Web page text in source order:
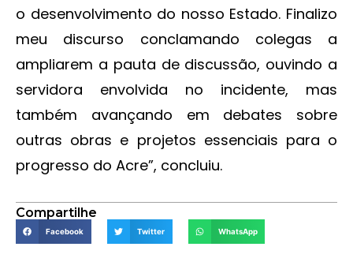
o desenvolvimento do nosso Estado. Finalizo
meu discurso conclamando colegas a
ampliarem a pauta de discussão, ouvindo a
servidora envolvida no incidente, mas
também avançando em debates sobre
outras obras e projetos essenciais para o
progresso do Acre”, concluiu.
Compartilhe
Facebook Twitter WhatsApp